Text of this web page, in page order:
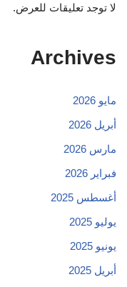
لا توجد تعليقات للعرض.
Archives
مايو 2026
أبريل 2026
مارس 2026
فبراير 2026
أغسطس 2025
يوليو 2025
يونيو 2025
أبريل 2025